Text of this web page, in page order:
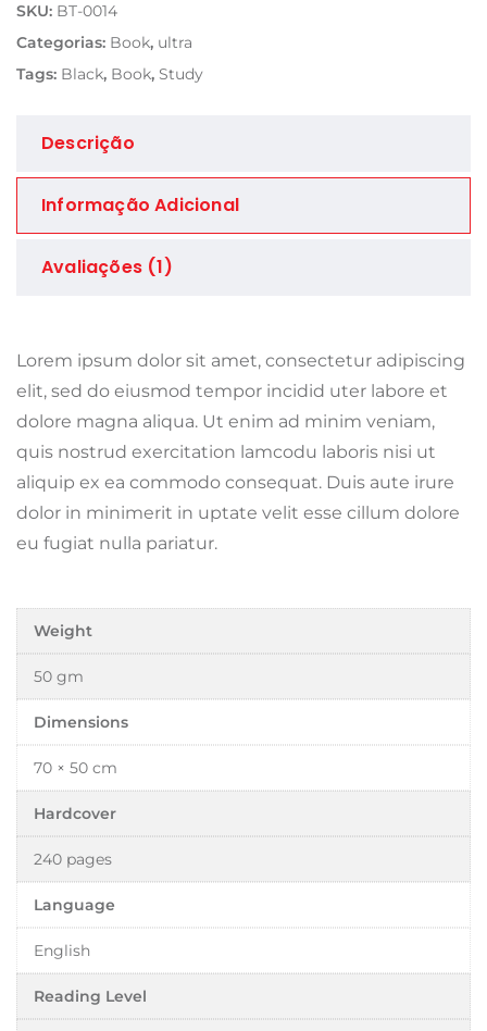
SKU: BT-0014
Categorias: Book, ultra
Tags: Black, Book, Study
Descrição
Informação Adicional
Avaliações (1)
Lorem ipsum dolor sit amet, consectetur adipiscing
elit, sed do eiusmod tempor incidid uter labore et
dolore magna aliqua. Ut enim ad minim veniam,
quis nostrud exercitation lamcodu laboris nisi ut
aliquip ex ea commodo consequat. Duis aute irure
dolor in minimerit in uptate velit esse cillum dolore
eu fugiat nulla pariatur.
Weight
50 gm
Dimensions
70 × 50 cm
Hardcover
240 pages
Language
English
Reading Level